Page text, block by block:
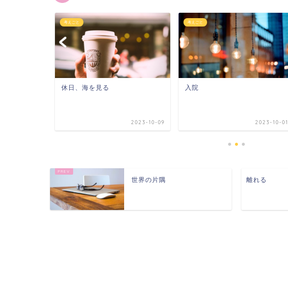
考えごと
休日、海を見る
2023-10-09
考えごと
入院
2023-10-01
世界の片隅 離れる